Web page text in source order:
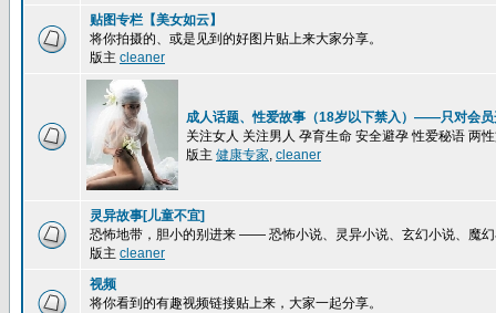
贴图专栏【美女如云】
将你拍摄的、或是见到的好图片贴上来大家分享。
版主 cleaner
成人话题、性爱故事（18岁以下禁入）——只对会员
关注女人 关注男人 孕育生命 安全避孕 性爱秘语 两
版主 健康专家, cleaner
灵异故事[儿童不宜]
恐怖地带，胆小的别进来 —— 恐怖小说、灵异小说、玄幻小说、魔
版主 cleaner
视频
将你看到的有趣视频链接贴上来，大家一起分享。